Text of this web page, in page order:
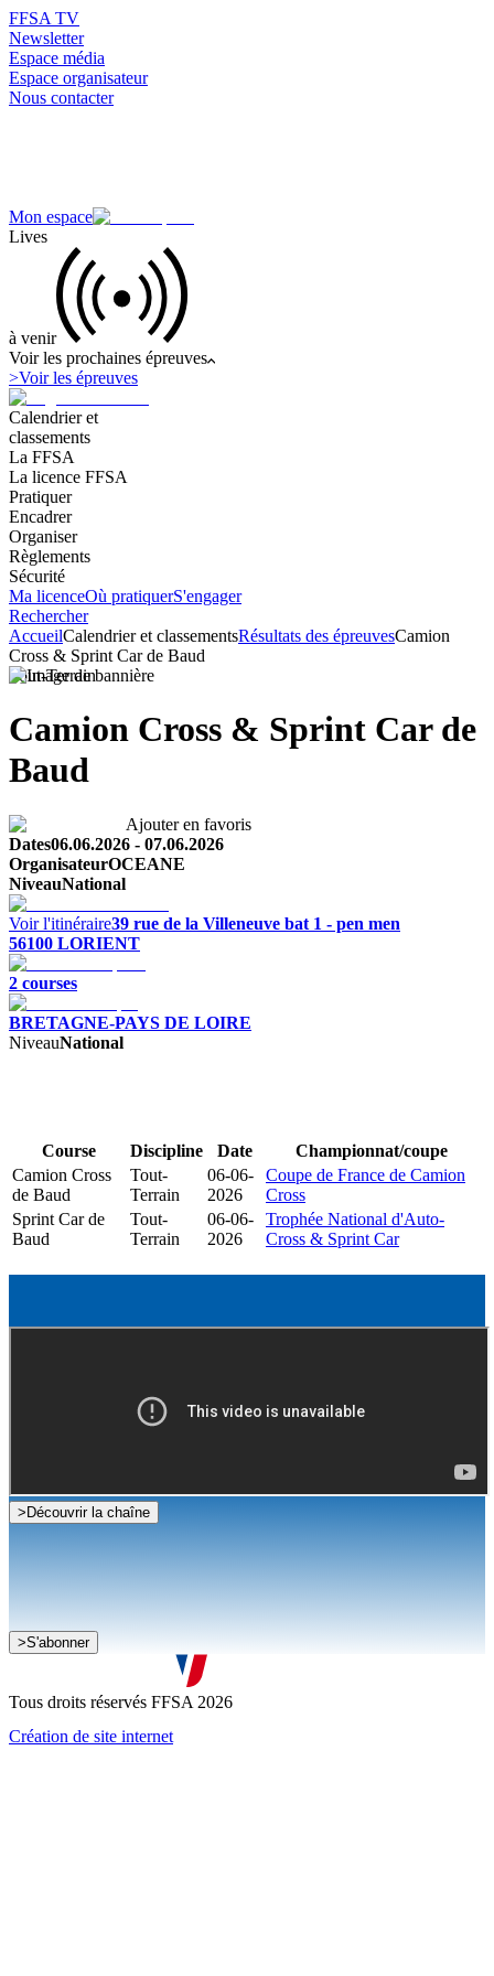
FFSA TV
Newsletter
Espace média
Espace organisateur
Nous contacter
Mon espace
Lives
à venir
Voir les prochaines épreuves
>Voir les épreuves
Calendrier et
classements
La FFSA
La licence FFSA
Pratiquer
Encadrer
Organiser
Règlements
Sécurité
Ma licenceOù pratiquerS'engager
Rechercher
AccueilCalendrier et classementsRésultats des épreuvesCamion
Cross & Sprint Car de Baud
Tout-Terrain
Camion Cross & Sprint Car de
Baud
Ajouter en favoris
Dates06.06.2026 - 07.06.2026
OrganisateurOCEANE
NiveauNational
Voir l'itinéraire39 rue de la Villeneuve bat 1 - pen men
56100 LORIENT
2 courses
BRETAGNE-PAYS DE LOIRE
NiveauNational
Course Discipline Date
Championnat/coupe
Camion Cross
de Baud
Tout-
Terrain
06-06-
2026
Coupe de France de Camion
Cross
Sprint Car de
Baud
Tout-
Terrain
06-06-
2026
Trophée National d'Auto-
Cross & Sprint Car
> Découvrir la chaîne
Je souhaite recevoir la newsletter de la FFSA
J'accepte que mes informations soient collectées conformément à
politique de confidentialité
>S'abonner
Tous droits réservés FFSA 2026
Création de site internet